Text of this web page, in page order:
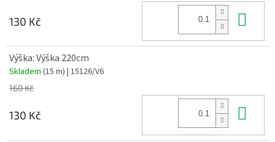
130 Kč
Výška: Výška 220cm
Skladem (15 m) | 15126/V6
160 Kč
130 Kč